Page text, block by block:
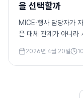
을 선택할까
MICE·행사 담당자가
은 대체 관계가 아니라
2026년 4월 20일 10